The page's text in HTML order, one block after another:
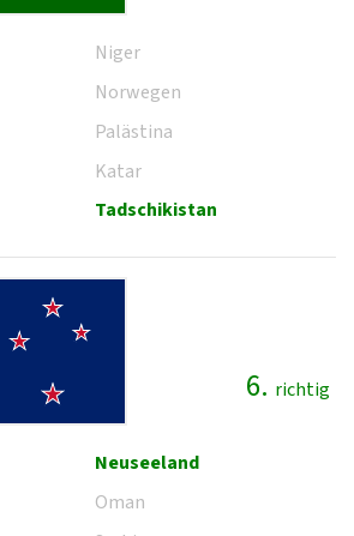
Niger
Norwegen
Palästina
Katar
Tadschikistan
6. richtig
Neuseeland
Oman